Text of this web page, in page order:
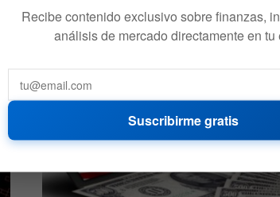
Recibe contenido exclusivo sobre finanzas,
análisis de mercado directamente en tu
Suscribirme gratis